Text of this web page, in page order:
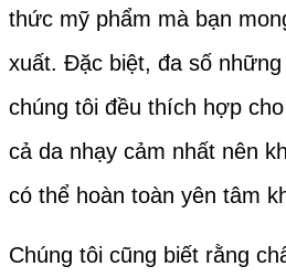
thức mỹ phẩm mà bạn
xuất. Đặc biệt, đa số
chúng tôi đều thích hợp
cả da nhạy cảm nhất nên
có thể hoàn toàn yên tâm
Chúng tôi cũng biết rằng